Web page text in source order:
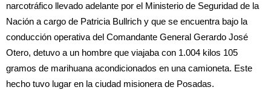
narcotráfico llevado adelante por el Ministerio de Seguridad de la
Nación a cargo de Patricia Bullrich y que se encuentra bajo la
conducción operativa del Comandante General Gerardo José
Otero, detuvo a un hombre que viajaba con 1.004 kilos 105
gramos de marihuana acondicionados en una camioneta. Este
hecho tuvo lugar en la ciudad misionera de Posadas.